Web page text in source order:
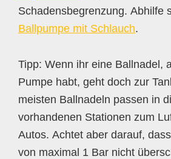
Schadensbegrenzung. Abhilfe
Ballpumpe mit Schlauch.
Tipp: Wenn ihr eine Ballnadel,
Pumpe habt, geht doch zur
meisten Ballnadeln passen in
vorhandenen Stationen zum
Autos. Achtet aber darauf,
von maximal 1 Bar nicht